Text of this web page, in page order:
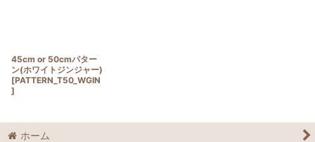
45cm or 50cmパター
ン(ホワイトジンジャー)
[PATTERN_T50_WGIN
]
ホーム